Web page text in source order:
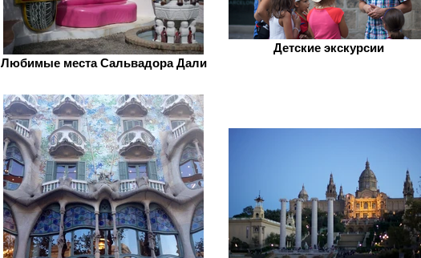
Любимые места Сальвадора Дали
Детские экскурсии